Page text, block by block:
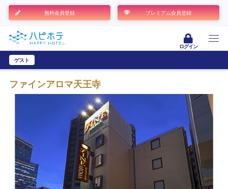
無料会員登録 プレミアム会員登録
ログイン
ゲスト
ファインアロマ天王寺